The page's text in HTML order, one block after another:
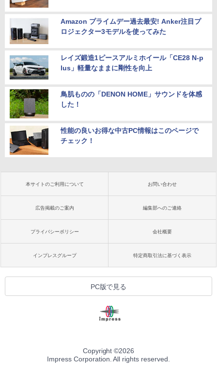
Amazon プライムデー過去最安! Anker注目プ
ロジェクター3モデルを使ってみた
レイズ鍛造1ピースアルミホイール「CE28 N-p
lus」軽量なままに剛性を向上
鳥肌ものの「DENON HOME」サウンドを体感
した！
性能の良いお得な中古PC情報はこのページで
チェック！
本サイトのご利用について お問い合わせ
広告掲載のご案内 編集部へのご連絡
プライバシーポリシー 会社概要
インプレスグループ 特定商取引法に基づく表示
PC版で見る
Copyright ©2026
Impress Corporation. All rights reserved.